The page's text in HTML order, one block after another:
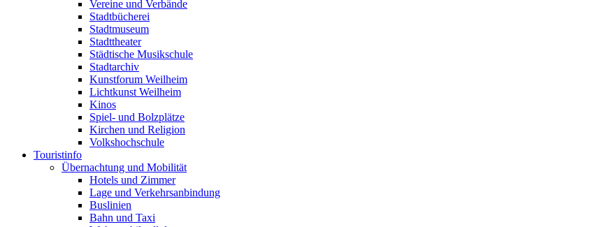
Vereine und Verbände
Stadtbücherei
Stadtmuseum
Stadttheater
Städtische Musikschule
Stadtarchiv
Kunstforum Weilheim
Lichtkunst Weilheim
Kinos
Spiel- und Bolzplätze
Kirchen und Religion
Volkshochschule
Touristinfo
Übernachtung und Mobilität
Hotels und Zimmer
Lage und Verkehrsanbindung
Buslinien
Bahn und Taxi